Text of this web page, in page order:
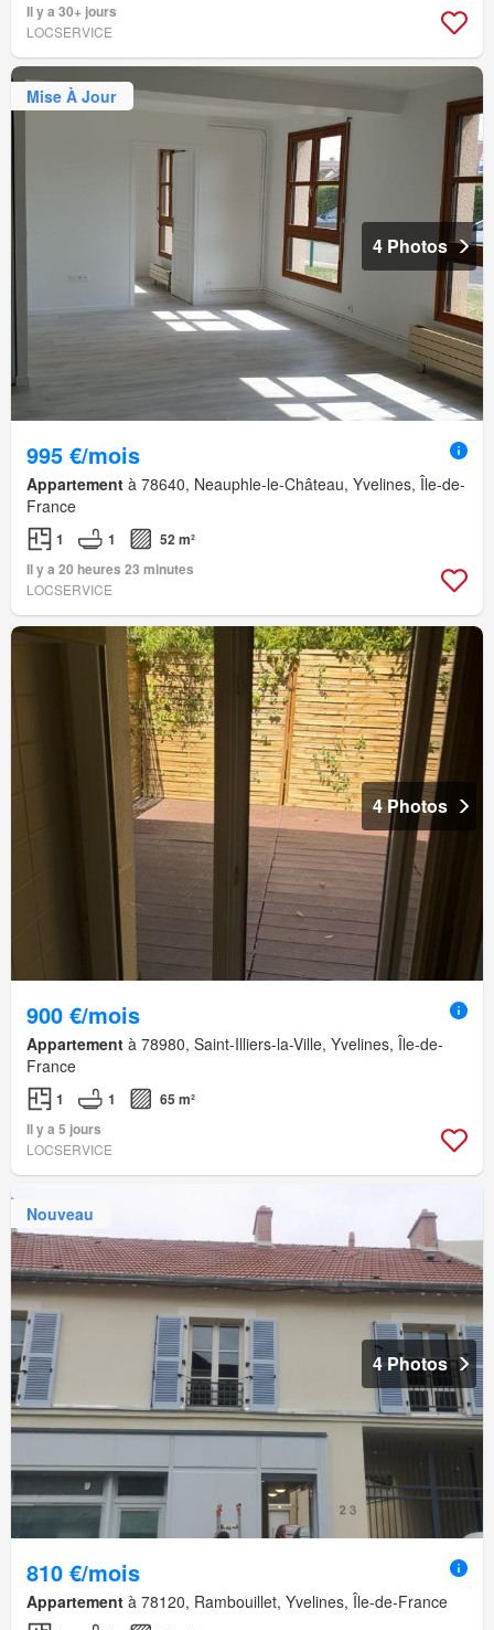
Il y a 30+ jours
LOCSERVICE
Mise À Jour
4 Photos
995 €/mois
Appartement à 78640, Neauphle-le-Château, Yvelines, Île-de-
France
1 1
52 m²
Il y a 20 heures 23 minutes
LOCSERVICE
4 Photos
900 €/mois
Appartement à 78980, Saint-Illiers-la-Ville, Yvelines, Île-de-
France
1 1
65 m²
Il y a 5 jours
LOCSERVICE
Nouveau
4 Photos
810 €/mois
Appartement à 78120, Rambouillet, Yvelines, Île-de-France